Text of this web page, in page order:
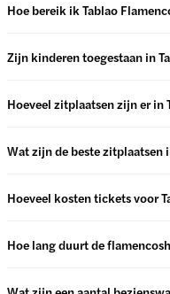
Hoe bereik ik Tablao
Zijn kinderen toegestaan in
Hoeveel zitplaatsen zijn er in
Wat zijn de beste zitplaatsen
Hoeveel kosten tickets voor
Hoe lang duurt de